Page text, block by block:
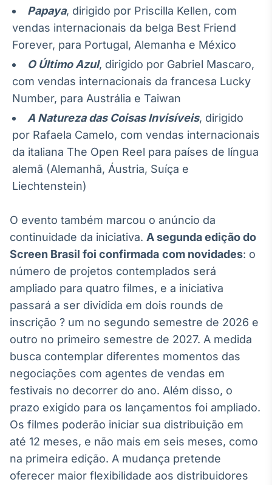
Soluções de
Tecnologia
Broadcast
Radar
Monitoramento
inteligente de
notícias e
Broadcast
Fundos
A melhor
plataforma para
IA
Em breve
BroadFast
Em breve
Gestão de
Investimentos
Em breve
Papaya, dirigido por Priscilla Kellen, com
vendas internacionais da belga Best Friend
Forever, para Portugal, Alemanha e México
O Último Azul, dirigido por Gabriel Mascaro,
com vendas internacionais da francesa Lucky
Number, para Austrália e Taiwan
A Natureza das Coisas Invisíveis, dirigido
por Rafaela Camelo, com vendas internacionais
da italiana The Open Reel para países de língua
alemã (Alemanhã, Áustria, Suíça e
Liechtenstein)
O evento também marcou o anúncio da
continuidade da iniciativa. A segunda edição do
Screen Brasil foi confirmada com novidades: o
número de projetos contemplados será
ampliado para quatro filmes, e a iniciativa
passará a ser dividida em dois rounds de
inscrição ? um no segundo semestre de 2026 e
outro no primeiro semestre de 2027. A medida
busca contemplar diferentes momentos das
negociações com agentes de vendas em
festivais no decorrer do ano. Além disso, o
prazo exigido para os lançamentos foi ampliado.
Os filmes poderão iniciar sua distribuição em
até 12 meses, e não mais em seis meses, como
na primeira edição. A mudança pretende
oferecer maior flexibilidade aos distribuidores